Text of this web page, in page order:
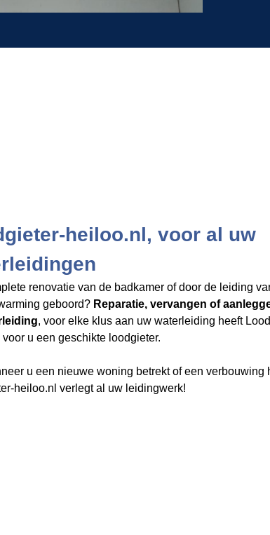
heiloo.nl, voor al uw
renovatie van de badkamer of door de leiding
geboord? Reparatie, vervangen of
, voor elke klus aan uw waterleiding heeft
voor u een geschikte loodgieter.
u een nieuwe woning betrekt of een verbouwing
heiloo.nl verlegt al uw leidingwerk!